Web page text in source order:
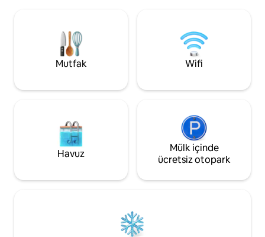
Mutfak Wifi
Havuz
Mülk içinde
ücretsiz otopark